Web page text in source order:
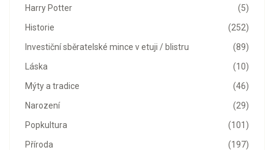
(5)
Harry Potter
(252)
Historie
(89)
Investiční sběratelské mince v etuji / blistru
(10)
Láska
(46)
Mýty a tradice
(29)
Narození
(101)
Popkultura
(197)
Příroda